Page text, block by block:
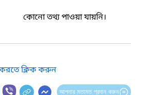
কোনো তথ্য পাওয়া যায়নি।
ক্লিক করুন
আপনার মতামত প্রদান করুন